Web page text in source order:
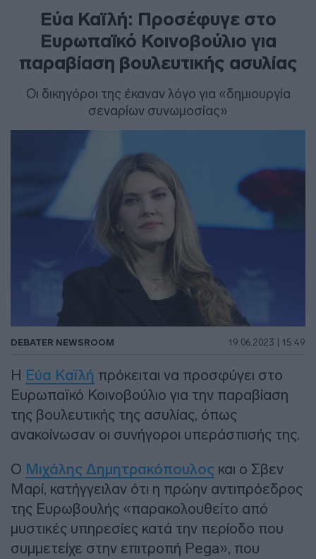
Εύα Καϊλή: Προσέφυγε στο
Ευρωπαϊκό Κοινοβούλιο για
παραβίαση βουλευτικής ασυλίας
Οι δικηγόροι της έκαναν λόγο για «δημιουργία
σεναρίων συνωμοσίας»
DEBATER NEWSROOM 19.06.2023 | 15:49
Η Εύα Καϊλή πρόκειται να προσφύγει στο
Ευρωπαϊκό Κοινοβούλιο για την παραβίαση
της βουλευτικής της ασυλίας, όπως
ανακοίνωσαν οι συνήγοροι υπεράσπισής της.
Ο Μιχάλης Δημητρακόπουλος και ο Σβεν
Μαρί, κατήγγειλαν ότι η πρώην αντιπρόεδρος
της Ευρωβουλής «παρακολουθείτο από
μυστικές υπηρεσίες κατά την περίοδο που
συμμετείχε στην επιτροπή Pega», που